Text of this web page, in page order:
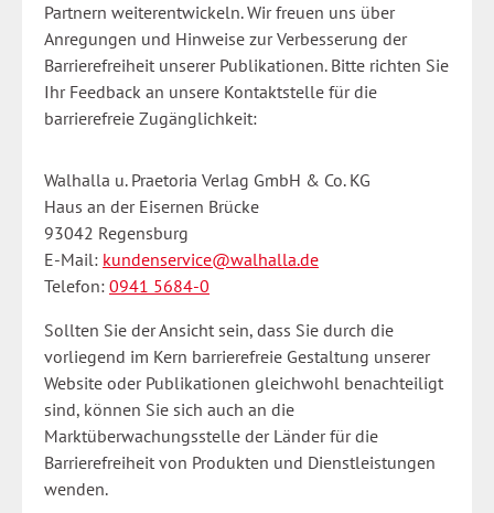
Partnern weiterentwickeln. Wir freuen uns über
Anregungen und Hinweise zur Verbesserung der
Barrierefreiheit unserer Publikationen. Bitte richten Sie
Ihr Feedback an unsere Kontaktstelle für die
barrierefreie Zugänglichkeit:
Walhalla u. Praetoria Verlag GmbH & Co. KG
Haus an der Eisernen Brücke
93042 Regensburg
E-Mail: kundenservice@walhalla.de
Telefon: 0941 5684-0
Sollten Sie der Ansicht sein, dass Sie durch die
vorliegend im Kern barrierefreie Gestaltung unserer
Website oder Publikationen gleichwohl benachteiligt
sind, können Sie sich auch an die
Marktüberwachungsstelle der Länder für die
Barrierefreiheit von Produkten und Dienstleistungen
wenden.